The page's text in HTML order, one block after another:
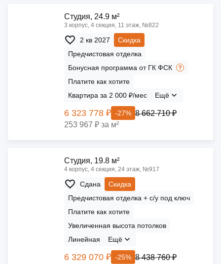
Cтудия, 24.9 м²
3 корпус, 4 секция, 11 этаж, №822
2 кв 2027
Скидка
Предчистовая отделка
Бонусная программа от ГК ФСК
Платите как хотите
Квартира за 2 000 ₽/мес
Ещё
6 323 778 ₽ -27% 8 662 710 ₽
253 967 ₽ за м²
Cтудия, 19.8 м²
4 корпус, 4 секция, 24 этаж, №917
Сдана
Скидка
Предчистовая отделка + с/у под ключ
Платите как хотите
Увеличенная высота потолков
Линейная
Ещё
6 329 070 ₽ -25% 8 438 760 ₽